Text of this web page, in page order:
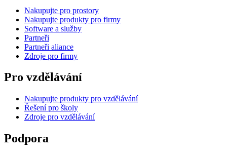
Nakupujte pro prostory
Nakupujte produkty pro firmy
Software a služby
Partneři
Partneři aliance
Zdroje pro firmy
Pro vzdělávání
Nakupujte produkty pro vzdělávání
Řešení pro školy
Zdroje pro vzdělávání
Podpora